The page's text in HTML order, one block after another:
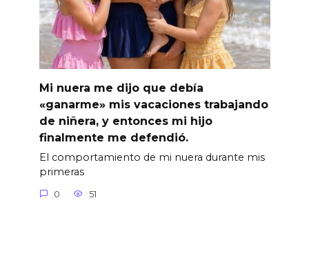
Mi nuera me dijo que debía
«ganarme» mis vacaciones trabajando
de niñera, y entonces mi hijo
finalmente me defendió.
El comportamiento de mi nuera durante mis
primeras
0 51